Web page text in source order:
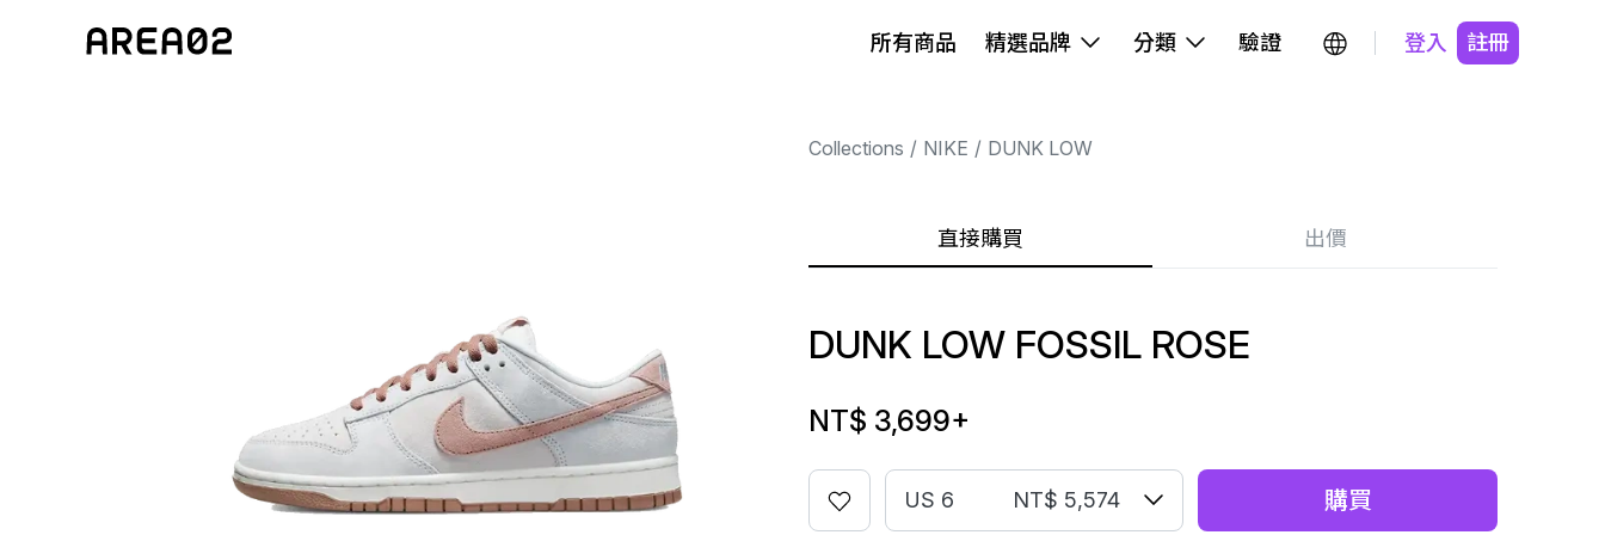
所有商品 精選品牌 分類 驗證 登入 註冊
Collections NIKE DUNK LOW
直接購買 出價
DUNK LOW FOSSIL ROSE
NT$ 3,699+
US 6 NT$ 5,574 購買